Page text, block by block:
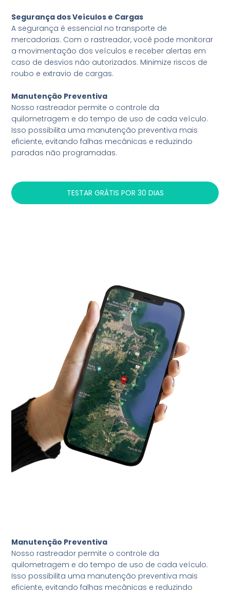
Segurança dos Veículos e Cargas
A segurança é essencial no transporte de
mercadorias. Com o rastreador, você pode monitorar
a movimentação dos veículos e receber alertas em
caso de desvios não autorizados. Minimize riscos de
roubo e extravio de cargas.
Manutenção Preventiva
Nosso rastreador permite o controle da
quilometragem e do tempo de uso de cada veículo.
Isso possibilita uma manutenção preventiva mais
eficiente, evitando falhas mecânicas e reduzindo
paradas não programadas.
TESTAR GRÁTIS POR 30 DIAS
Manutenção Preventiva
Nosso rastreador permite o controle da
quilometragem e do tempo de uso de cada veículo.
Isso possibilita uma manutenção preventiva mais
eficiente, evitando falhas mecânicas e reduzindo